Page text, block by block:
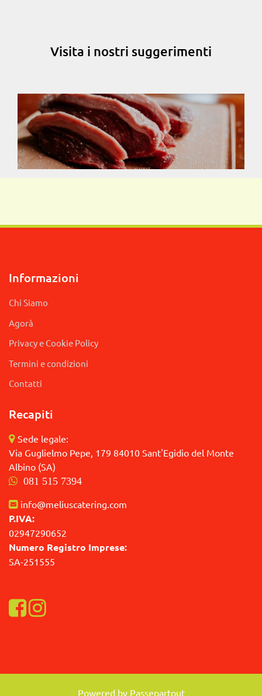
Visita i nostri suggerimenti
Informazioni
Chi Siamo
Agorà
Privacy e Cookie Policy
Termini e condizioni
Contatti
Recapiti
Sede legale:
Via Guglielmo Pepe, 179 84010 Sant'Egidio del Monte
Albino (SA)
081 515 7394
info@meliuscatering.com
P.IVA:
02947290652
Numero Registro Imprese:
SA-251555
Visualizza la nostra pagina Facebook
Visualizza il nostro profilo Instagram
Powered by Passepartout